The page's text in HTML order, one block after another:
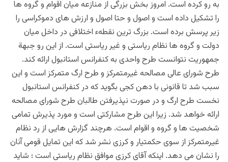
به رو کرده است. امروز بخش بزرگی از منازعه میان اقوام و گروه ها
را تشکیل داده است و اصول و حتا اصول و ارزش های دموکراسی را
زیر پرسش برده است. بزرگ ترین نقطهء اختلافی در داخل میان
دولت و گروه ها نظام ریاستی و غیر ریاستی است. از این رو جبهة
جمهوریت نتوانست طرح واحدی به کنفرانس استانبول ارائه کند.
طرح شورای عالی مصالحه غیرمتمرکز و طرح ارگ متمرکز است و این
سبب شد تا قانونی با دهن کجی بگوید که در کنفرانس استانبول
نخست طرح ارگ و در صورت نپذیرفتن طالبان طرح شورای مصالحه
ارائه خواهد شد. زیرا این طرح مشارکتی است و مورد پذیرش تمامی
شخصیت ها و گروه و اقوام است. هرچند گزارش هایی از رد نظام
غیرمتمرکز از سوی حکمتیار و کرزی نشر شد که این تمایل قومی آنان
را نشان می دهد. اینکه آقای کرزی موافق نظام ریاستی است ؛ شاید